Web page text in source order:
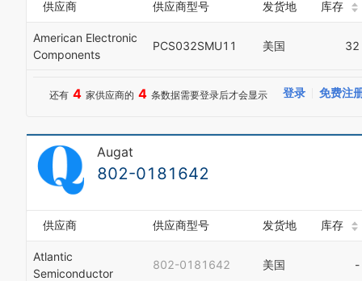
供应商 供应商型号 发货地 库存
American Electronic
Components
PCS032SMU11 美国 32
还有 4 家供应商的 4 条数据需要登录后才会显示 登录 免费注
Augat
802-0181642
供应商 供应商型号 发货地 库存
Atlantic
Semiconductor
802-0181642 美国 -